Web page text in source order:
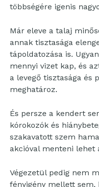
többségére igenis
Már eleve a talaj
annak tisztasága
tápoldatozása is.
mennyi vizet kap, és
a levegő tisztasága és
meghatároz.
És persze a kendert
kórokozók és
szakavatott szem
akcióval menteni lehet
Végezetül pedig nem
fényigény mellett sem,